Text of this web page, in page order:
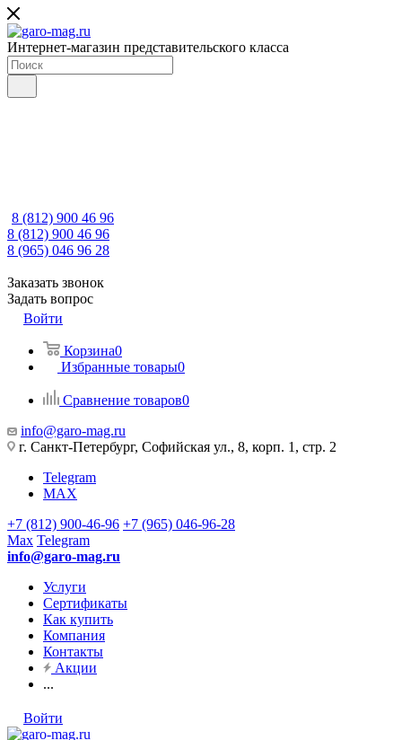
Интернет-магазин представительского класса
8 (812) 900 46 96
8 (812) 900 46 96
8 (965) 046 96 28
Заказать звонок
Задать вопрос
Войти
Корзина0
Избранные товары0
Сравнение товаров0
info@garo-mag.ru
г. Санкт-Петербург, Софийская ул., 8, корп. 1, стр. 2
Telegram
MAX
+7 (812) 900-46-96 +7 (965) 046-96-28
Max Telegram
info@garo-mag.ru
Услуги
Сертификаты
Как купить
Компания
Контакты
Акции
...
Войти